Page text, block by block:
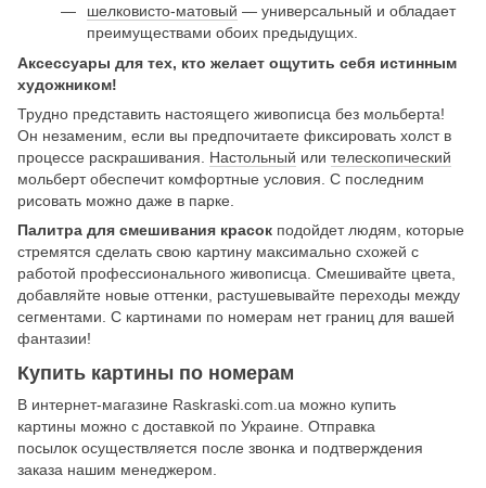
шелковисто-матовый — универсальный и обладает
преимуществами обоих предыдущих.
Аксессуары для тех, кто желает ощутить себя истинным
художником!
Трудно представить настоящего живописца без мольберта!
Он незаменим, если вы предпочитаете фиксировать холст в
процессе раскрашивания. Настольный или телескопический
мольберт обеспечит комфортные условия. С последним
рисовать можно даже в парке.
Палитра для смешивания красок подойдет людям, которые
стремятся сделать свою картину максимально схожей с
работой профессионального живописца. Смешивайте цвета,
добавляйте новые оттенки, растушевывайте переходы между
сегментами. С картинами по номерам нет границ для вашей
фантазии!
Купить картины по номерам
В интернет-магазине Raskraski.com.ua можно купить
картины можно с доставкой по Украине. Отправка
посылок осуществляется после звонка и подтверждения
заказа нашим менеджером.